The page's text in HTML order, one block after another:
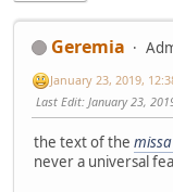
Geremia
January 23, 2019,
Last Edit: January 23,
the text of the
never a universal